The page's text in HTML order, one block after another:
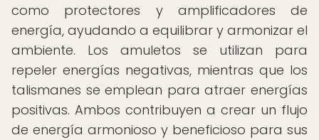
como protectores y amplificadores de
energía, ayudando a equilibrar y armonizar el
ambiente. Los amuletos se utilizan para
repeler energías negativas, mientras que los
talismanes se emplean para atraer energías
positivas. Ambos contribuyen a crear un flujo
de energía armonioso y beneficioso para sus